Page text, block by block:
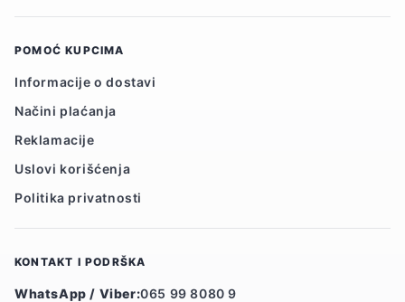
POMOĆ KUPCIMA
Informacije o dostavi
Načini plaćanja
Reklamacije
Uslovi korišćenja
Politika privatnosti
KONTAKT I PODRŠKA
WhatsApp / Viber:065 99 8080 9